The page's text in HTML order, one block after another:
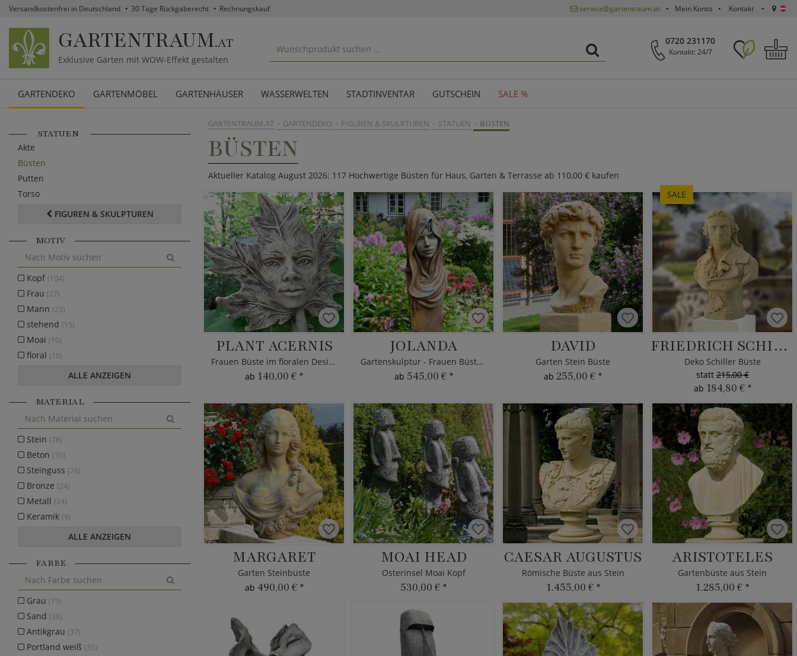
Versandkostenfrei in Deutschland 30 Tage Rückgaberecht Rechnungskauf service@gartentraum.at Mein Konto Kontakt
GARTENTRAUM.AT
Exklusive Gärten mit WOW-Effekt gestalten
0720 231170
Kontakt: 24/7
GARTENDEKO GARTENMÖBEL GARTENHÄUSER WASSERWELTEN STADTINVENTAR GUTSCHEIN SALE %
GARTENTRAUM.AT GARTENDEKO FIGUREN & SKULPTUREN STATUEN BÜSTEN
BÜSTEN
Aktueller Katalog August 2026: 117 Hochwertige Büsten für Haus, Garten & Terrasse ab 110,00 € kaufen
PLANT ACERNIS
Frauen Büste im floralen Design
ab 140,00 € *
JOLANDA
Gartenskulptur - Frauen Büste Stein
ab 545,00 € *
DAVID
Garten Stein Büste
ab 255,00 € *
SALE
FRIEDRICH SCHILLER
Deko Schiller Büste
statt215,00 €
ab 184,80 € *
MARGARET
Garten Steinbüste
ab 490,00 € *
MOAI HEAD
Osterinsel Moai Kopf
530,00 € *
CAESAR AUGUSTUS
Römische Büste aus Stein
1.455,00 € *
ARISTOTELES
Gartenbüste aus Stein
1.285,00 € *
STATUEN
Akte
Büsten
Putten
Torso
FIGUREN & SKULPTUREN
MOTIV
Kopf (104)
Frau (27)
Mann (23)
stehend (15)
Moai (10)
floral (10)
ALLE ANZEIGEN
MATERIAL
Stein (78)
Beton (76)
Steinguss (76)
Bronze (24)
Metall (24)
Keramik (9)
ALLE ANZEIGEN
FARBE
Grau (75)
Sand (38)
Antikgrau (37)
Portland weiß (35)